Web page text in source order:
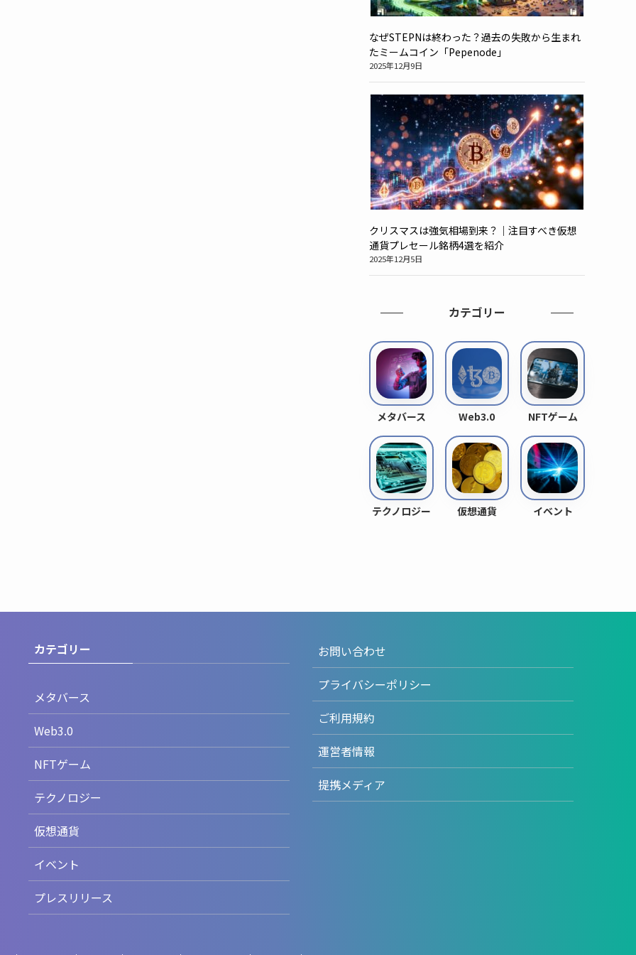
なぜSTEPNは終わった？過去の失敗から生まれ
たミームコイン「Pepenode」
2025年12月9日
クリスマスは強気相場到来？｜注目すべき仮想
通貨プレセール銘柄4選を紹介
2025年12月5日
カテゴリー
メタバース Web3.0 NFTゲーム
テクノロジー 仮想通貨 イベント
カテゴリー
メタバース
Web3.0
NFTゲーム
テクノロジー
仮想通貨
イベント
プレスリリース
お問い合わせ
プライバシーポリシー
ご利用規約
運営者情報
提携メディア